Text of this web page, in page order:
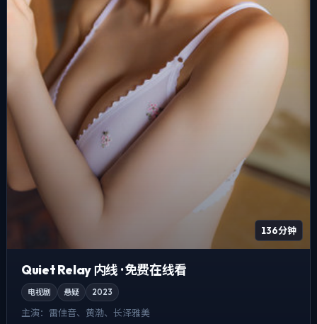
136分钟
Quiet Relay 内线 · 免费在线看
电视剧 悬疑 2023
主演： 雷佳音、黄渤、长泽雅美